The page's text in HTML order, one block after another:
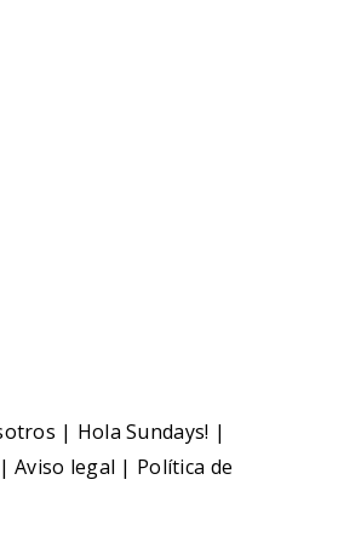
| Hola Sundays! |
|Aviso legal | Política de